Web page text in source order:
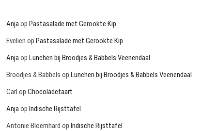
AnjaopPastasalade met Gerookte Kip
Evelien opPastasalade met Gerookte Kip
AnjaopLunchen bij Broodjes & Babbels Veenendaal
Broodjes & Babbels opLunchen bij Broodjes & Babbels Veenendaal
Carl opChocoladetaart
AnjaopIndische Rijsttafel
Antonie Bloemhard opIndische Rijsttafel